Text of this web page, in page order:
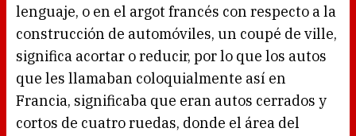
lenguaje, o en el argot francés con respecto a la
construcción de automóviles, un coupé de ville,
significa acortar o reducir, por lo que los autos
que les llamaban coloquialmente así en
Francia, significaba que eran autos cerrados y
cortos de cuatro ruedas, donde el área del